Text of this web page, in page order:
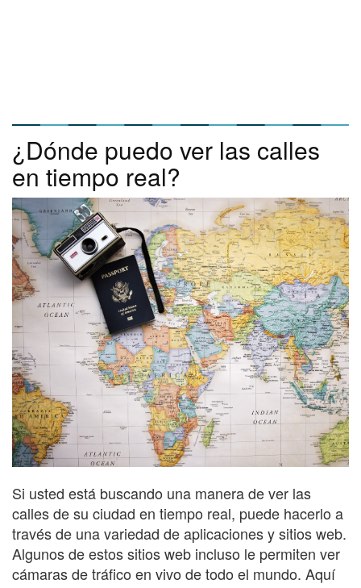
¿Dónde puedo ver las calles
en tiempo real?
Si usted está buscando una manera de ver las
calles de su ciudad en tiempo real, puede hacerlo a
través de una variedad de aplicaciones y sitios web.
Algunos de estos sitios web incluso le permiten ver
cámaras de tráfico en vivo de todo el mundo. Aquí